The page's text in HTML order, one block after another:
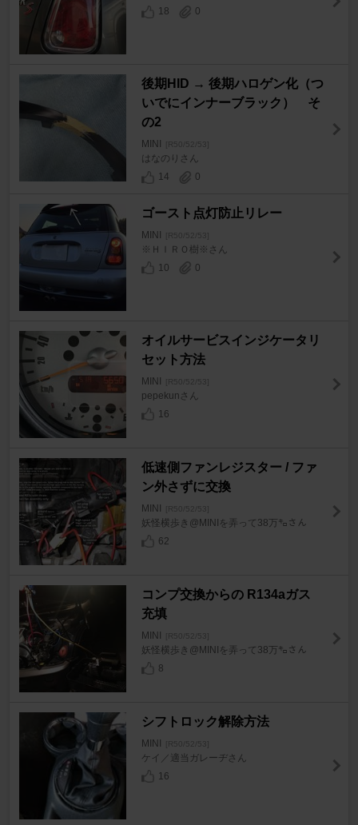
18
0
後期HID → 後期ハロゲン化（つ
いでにインナーブラック） そ
の2
MINI [R50/52/53]
はなのりさん
14
0
ゴースト点灯防止リレー
MINI [R50/52/53]
※ＨＩＲＯ樹※さん
10
0
オイルサービスインジケータリ
セット方法
MINI [R50/52/53]
pepekunさん
16
低速側ファンレジスター / ファ
ン外さずに交換
MINI [R50/52/53]
妖怪横歩き@MINIを弄って38万㌔さん
62
コンプ交換からの R134aガス
充填
MINI [R50/52/53]
妖怪横歩き@MINIを弄って38万㌔さん
8
シフトロック解除方法
MINI [R50/52/53]
ケイ／適当ガレーヂさん
16